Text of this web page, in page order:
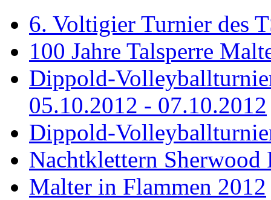
6. Voltigier Turnier des
100 Jahre Talsperre
Dippold-
05.10.2012 - 07.10.2012
Dippold-
Nachtklettern Sherwood
Malter in Flammen 2012